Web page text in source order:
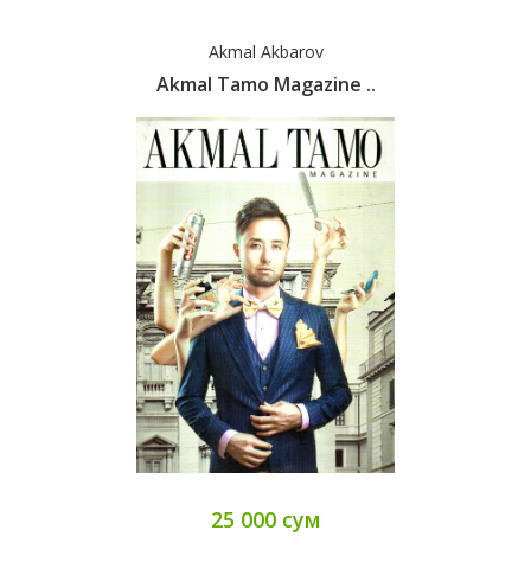
Akmal Akbarov
Akmal Tamo Magazine ..
25 000 сум